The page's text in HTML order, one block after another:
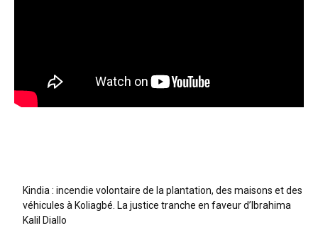
Kindia : incendie volontaire de la plantation, des maisons et des
véhicules à Koliagbé. La justice tranche en faveur d’Ibrahima
Kalil Diallo